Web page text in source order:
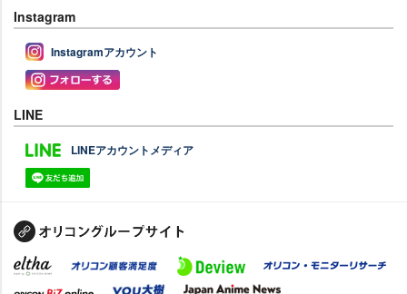
Instagram
Instagramアカウント
LINE
LINEアカウントメディア